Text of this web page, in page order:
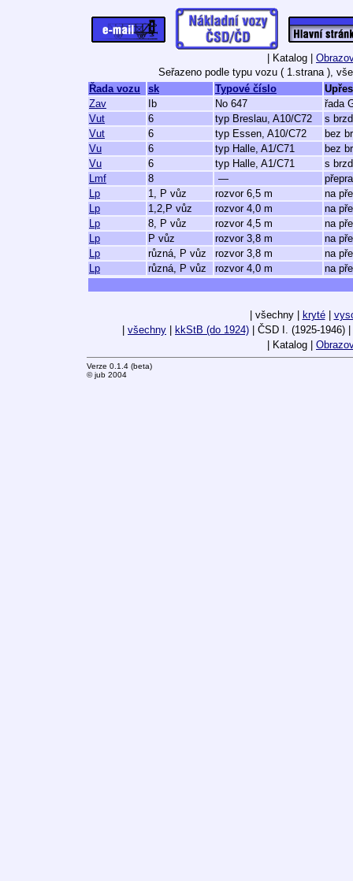
| Katalog |
Seřazeno podle typu vozu ( 1.strana ),
Řada vozu
sk Typové číslo
Zav
Ib No 647
řada
Vut
6 typ Breslau, A10/C72
s
Vut
6 typ Essen, A10/C72
bez
Vu
6 typ Halle, A1/C71
bez
Vu
6 typ Halle, A1/C71
s
Lmf
8 —
Lp
1, P vůz rozvor 6,5 m
na
Lp
1,2,P vůz rozvor 4,0 m
na
Lp
8, P vůz rozvor 4,5 m
na
Lp
P vůz rozvor 3,8 m
na
Lp
různá, P vůz rozvor 3,8 m
na
Lp
různá, P vůz rozvor 4,0 m na
| všechny | kryté|
všechny kkStB (do 1924) | ČSD I. (1925-1946) |
| Katalog |
Verze 0.1.4 (beta)
© jub 2004